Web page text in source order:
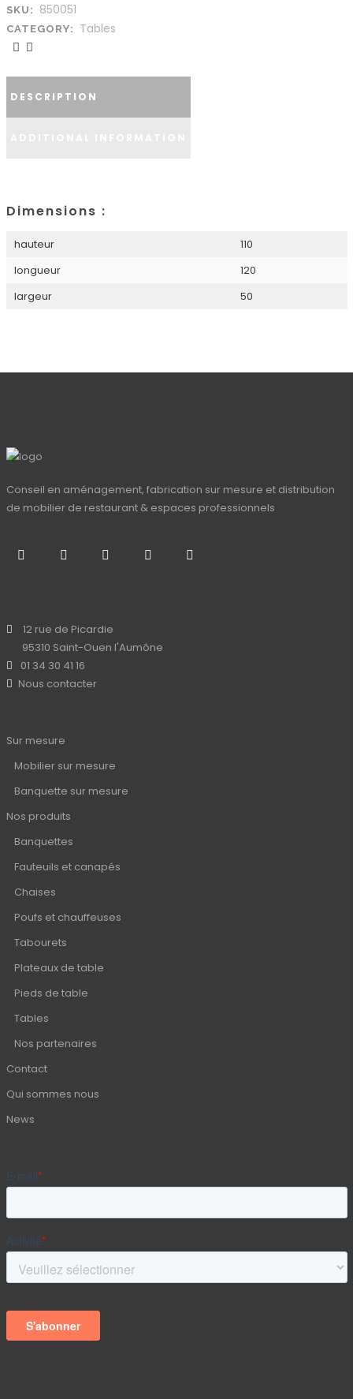
SKU: 850051
CATEGORY: Tables
DESCRIPTION
Dimensions :
hauteur
110
longueur
120
largeur
50
Conseil en aménagement, fabrication sur mesure et distribution
de mobilier de restaurant & espaces professionnels
12 rue de Picardie
95310 Saint-Ouen l'Aumône
01 34 30 41 16
Nous contacter
Sur mesure
Mobilier sur mesure
Banquette sur mesure
Nos produits
Banquettes
Fauteuils et canapés
Chaises
Poufs et chauffeuses
Tabourets
Plateaux de table
Pieds de table
Tables
Nos partenaires
Contact
Qui sommes nous
News